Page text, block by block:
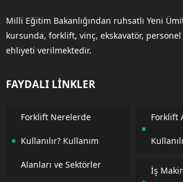
Milli Eğitim Bakanlığından ruhsatlı Yeni
kursunda, forklift, vinç, ekskavatör,
ehliyeti verilmektedir.
FAYDALI LİNKLER
Forklift Nerelerde
Kullanılır? Kullanım
Alanları ve Sektörler
Forklift
İş